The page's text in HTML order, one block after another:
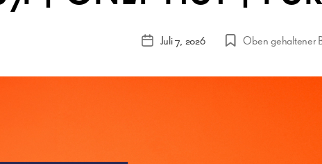
Veröffentlichungsdatum
Juli 7, 2026 Oben gehaltener